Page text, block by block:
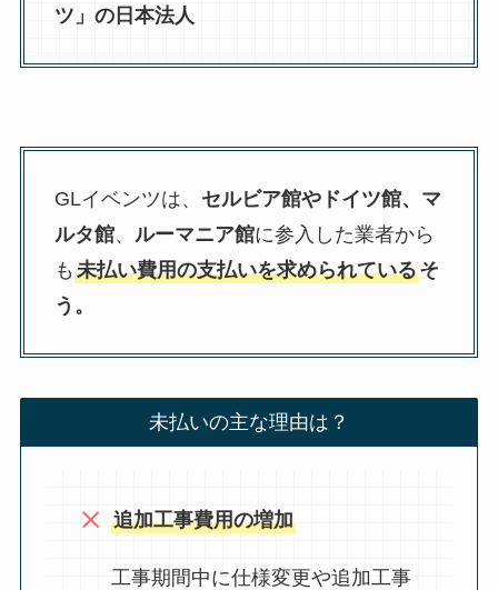
ツ」の日本法人
GLイベンツは、 セルビア館やドイツ館、マ
ルタ館、 ルーマニア館に参入した業者から
も 未払い費用の支払いを求められているそ
う。
未払いの主な理由は？
追加工事費用の増加
工事期間中に仕様変更や追加工事